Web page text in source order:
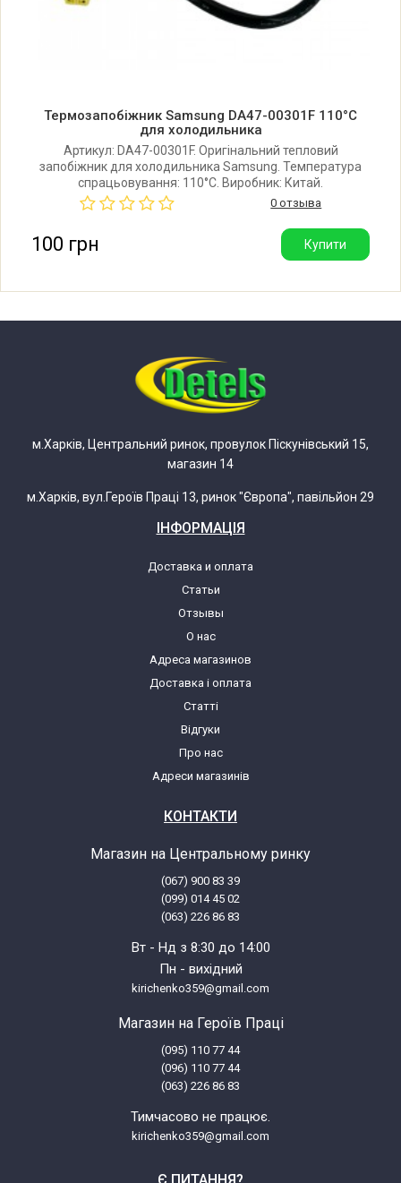
Samsung RH56J6917SL/EU
Samsung RH56J6917SL/TR
Samsung RH56J69187F
Samsung RH56J69187F/EF
Samsung RH56J69187F/EU
Samsung RH56J6918SL
Samsung RH84H95507H
Samsung RR16EESW
Samsung RR18EESW
Samsung RR18WEMH
Samsung RR18WERS
Samsung RR18WESW
Samsung RR18WETS
Samsung RR19EESW
Samsung RR19WEBB
Samsung RR3582ATCSR/HC
Термозапобіжник Samsung DA47-00301F 110°C
для холодильника
Артикул: DA47-00301F. Оригінальний тепловий
запобіжник для холодильника Samsung. Температура
спрацьовування: 110°C. Виробник: Китай.
0 отзыва
100 грн Купити
м.Харків, Центральний ринок, провулок Піскунівський 15,
магазин 14
м.Харків, вул.Героїв Праці 13, ринок "Європа", павільйон 29
ІНФОРМАЦІЯ
Доставка и оплата
Статьи
Отзывы
О нас
Адреса магазинов
Доставка і оплата
Статті
Відгуки
Про нас
Адреси магазинів
КОНТАКТИ
Магазин на Центральному ринку
(067) 900 83 39
(099) 014 45 02
(063) 226 86 83
Вт - Нд з 8:30 до 14:00
Пн - вихідний
kirichenko359@gmail.com
Магазин на Героїв Праці
(095) 110 77 44
(096) 110 77 44
(063) 226 86 83
Тимчасово не працює.
kirichenko359@gmail.com